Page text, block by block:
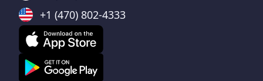
+1 (470) 802-4333